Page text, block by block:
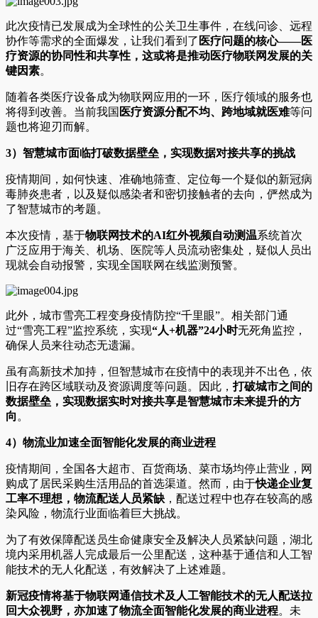
此次疫情已发展成为全球性的公关卫生事件，在线问诊、远程
协作等需求的全面爆发，让我们看到了 医疗问题的核心——医
疗资源的协同性和共享性，这或将是推动医疗物联网发展的关
键因素。
随着各类医疗设备成为物联网应用的一环，医疗领域的服务也
将得到改善。当前我国 医疗资源分配不均、跨地域就医难等问
题也将迎刃而解。
3）智慧城市面临打破数据壁垒，实现数据对接共享的挑战
疫情期间，如何快速、准确地筛查、定位每一个疑似的新冠病
毒肺炎患者，以及疑似感染者和密切接触者的去向，俨然成为
了智慧城市的考题。
本次疫情，基于物联网技术的AI红外视频自动测温系统首次
广泛应用于海关、机场、医院等人员流动密集处，疑似人员出
现就会自动报警，实现全国联网在线监测预警。
此外，城市雪亮工程变身疫情防控“千里眼”。相关部门通
过“雪亮工程”监控系统，实现“人+机器”24小时无死角监控，
确保人员来往动态无遗漏。
虽有高新技术加持，但智慧城市在疫情中的表现并不出色，依
旧存在跨区域联动及资源调度等问题。因此，打破城市之间的
数据壁垒，实现数据实时对接共享是智慧城市未来提升的方
向 。
4）物流业加速全面智能化发展的商业进程
疫情期间，全国各大超市、百货商场、菜市场均停止营业，网
购成了居民采购生活用品的首选渠道。然而，由于快递企业复
工率不理想，物流配送人员紧缺 ，配送过程中也存在较高的感
染风险，物流行业面临着巨大挑战。
为了有效保障配送员生命健康安全及解决人员紧缺问题，湖北
境内采用机器人完成最后一公里配送，这种基于通信和人工智
能技术的无人化配送，有效解决了上述难题。
新冠疫情将基于物联网通信技术及人工智能技术的无人配送拉
回大众视野，亦加速了物流全面智能化发展的商业进程。未